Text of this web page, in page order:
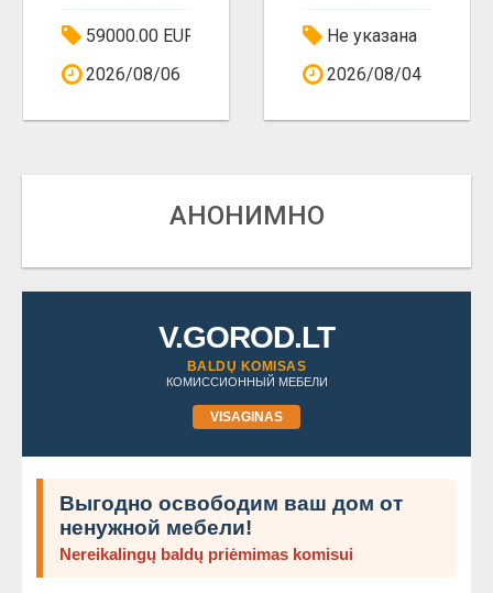
59000.00 EUR
2026/08/06
Не указана
2026/08/04
АНОНИМНО
V.GOROD.LT
BALDŲ KOMISAS
КОМИССИОННЫЙ МЕБЕЛИ
VISAGINAS
Выгодно освободим ваш дом от
ненужной мебели!
Nereikalingų baldų priėmimas komisui